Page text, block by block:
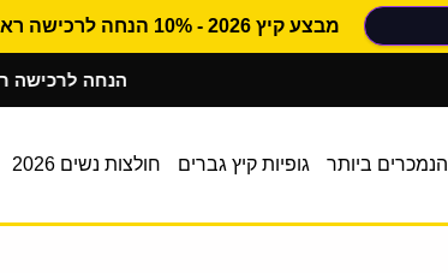
מבצע קיץ 2026 - 10% הנחה לרכישה ראשונה
10% הנחה לרכישה ראשונה
הנמכרים ביותר גופיות קיץ גברים חולצות נשים 2026